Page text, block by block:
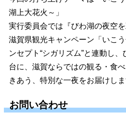
湖上大花火～」
実行委員会では『びわ湖の夜空
滋賀県観光キャンペーン「いこ
ンセプト“シガリズム”と連動し
台に、滋賀ならではの観る・食
きあう、特別な一夜をお届けしま
お問い合わせ